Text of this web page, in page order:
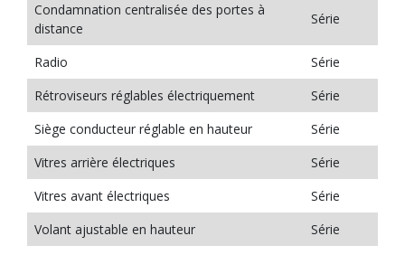
Condamnation centralisée des portes à
distance
Série
Radio
Série
Rétroviseurs réglables électriquement
Série
Siège conducteur réglable en hauteur
Série
Vitres arrière électriques
Série
Vitres avant électriques
Série
Volant ajustable en hauteur
Série